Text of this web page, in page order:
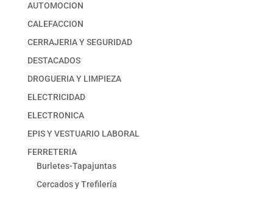
AUTOMOCION
CALEFACCION
CERRAJERIA Y SEGURIDAD
DESTACADOS
DROGUERIA Y LIMPIEZA
ELECTRICIDAD
ELECTRONICA
EPIS Y VESTUARIO LABORAL
FERRETERIA
Burletes-Tapajuntas
Cercados y Trefilería